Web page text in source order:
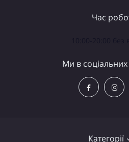
Категорії
Час
Ми в